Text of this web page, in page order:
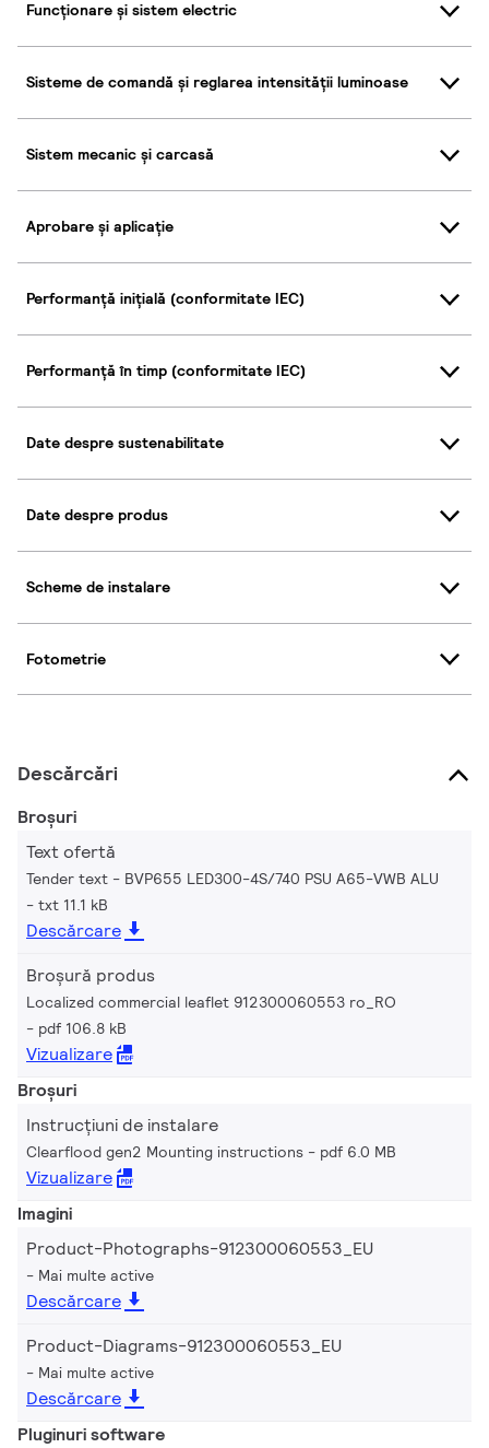
Funcționare și sistem electric
Sisteme de comandă și reglarea intensității luminoase
Sistem mecanic și carcasă
Aprobare și aplicație
Performanță inițială (conformitate IEC)
Performanță în timp (conformitate IEC)
Date despre sustenabilitate
Date despre produs
Scheme de instalare
Fotometrie
Descărcări
Broșuri
Text ofertă
Tender text - BVP655 LED300-4S/740 PSU A65-VWB ALU
txt 11.1 kB
Descărcare
Broșură produs
Localized commercial leaflet 912300060553 ro_RO
pdf 106.8 kB
Vizualizare
Broșuri
Instrucțiuni de instalare
Clearflood gen2 Mounting instructions pdf 6.0 MB
Vizualizare
Imagini
Product-Photographs-912300060553_EU
Mai multe active
Descărcare
Product-Diagrams-912300060553_EU
Mai multe active
Descărcare
Pluginuri software